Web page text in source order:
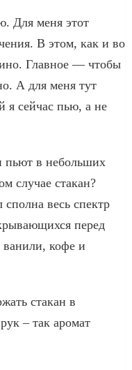
Для меня этот
В этом, как и во
Главное — чтобы
А для меня тут
я сейчас пью, а не
пьют в небольших
случае стакан?
весь спектр
перед
кофе и
стакан в
– так аромат